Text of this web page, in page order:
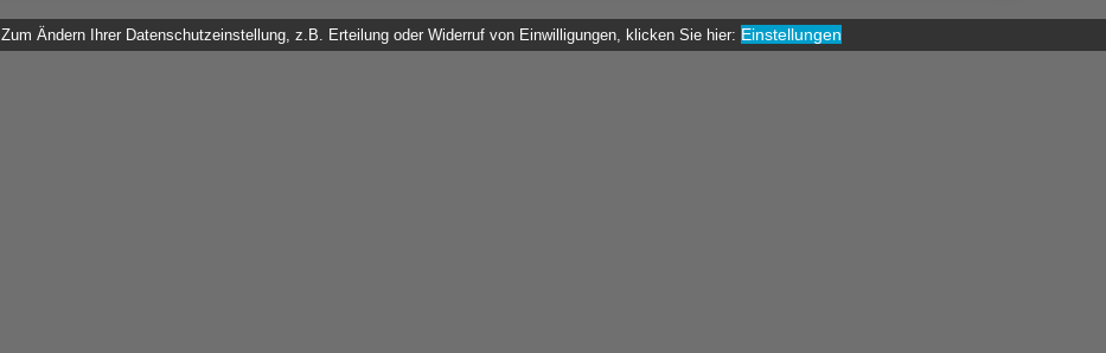
Zum Ändern Ihrer Datenschutzeinstellung, z.B. Erteilung oder Widerruf von Einwilligungen, klicken Sie hier: Einstellungen